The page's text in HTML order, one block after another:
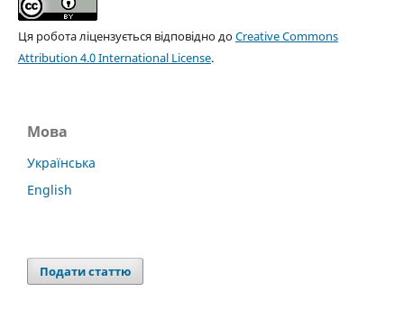
Ця робота ліцензується відповідно доCreative Commons
Attribution 4.0 International License.
Мова
Українська
English
Подати статтю